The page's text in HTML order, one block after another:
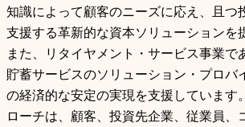
知識によって顧客のニーズに応え、且つ
支援する革新的な資本ソリューションを
また、リタイヤメント・サービス事業で
貯蓄サービスのソリューション・プロバ
の経済的な安定の実現を支援しています
ローチは、顧客、投資先企業、従業員、